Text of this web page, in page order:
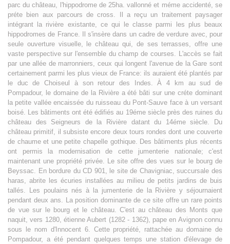
parc du château, l'hippodrome de 25ha. vallonné et méme accidenté, se
préte bien aux parcours de cross. Il a reçu un traitement paysager
intégrant la rivière existante, ce qui le classe parmi les plus beaux
hippodromes de France. Il s'insère dans un cadre de verdure avec, pour
seule ouverture visuelle, le château qui, de ses terrasses, offre une
vaste perspective sur l'ensemble du champ de courses. L'accès se fait
par une allée de marronniers, ceux qui longent l'avenue de la Gare sont
certainement parmi les plus vieux de France: ils auraient été plantés par
le duc de Choiseul à son retour des Indes. À 4 km au sud de
Pompadour, le domaine de la Rivière a été bâti sur une créte dominant
la petite vallée encaissée du ruisseau du Pont-Sauve face à un versant
boisé. Les bâtiments ont été édifiés au 19éme siècle près des ruines du
château des Seigneurs de la Rivière datant du 14éme siècle. Du
château primitif, il subsiste encore deux tours rondes dont une couverte
de chaume et une petite chapelle gothique. Des bâtiments plus récents
ont permis la modernisation de cette jumenterie nationale; c'est
maintenant une propriété privée. Le site offre des vues sur le bourg de
Beyssac. En bordure du CD 901, le site de Chavigniac, succursale des
haras, abrite les écuries installées au milieu de petits jardins de buis
tallés. Les poulains nés à la jumenterie de la Rivière y séjournaient
pendant deux ans. La position dominante de ce site offre un rare points
de vue sur le bourg et le château. C'est au château des Monts que
naquit, vers 1280, étienne Aubert (1282 - 1362), pape en Avignon connu
sous le nom d'Innocent 6. Cette propriété, rattachée au domaine de
Pompadour, a été pendant quelques temps une station d'élevage de